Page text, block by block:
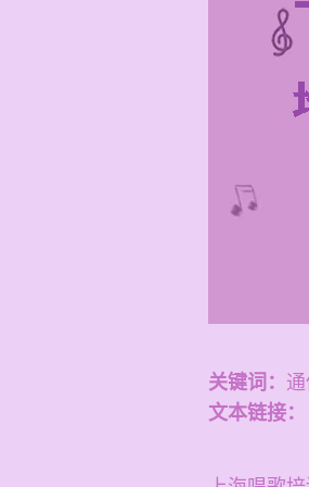
关键词：
文本链接：